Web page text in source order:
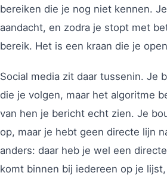
bereiken die je nog niet kennen.
aandacht, en zodra je stopt met
bereik. Het is een kraan die je
Social media zit daar tussenin. Je
die je volgen, maar het algoritme
van hen je bericht echt zien. Je
op, maar je hebt geen directe lijn
anders: daar heb je wel een
komt binnen bij iedereen op je